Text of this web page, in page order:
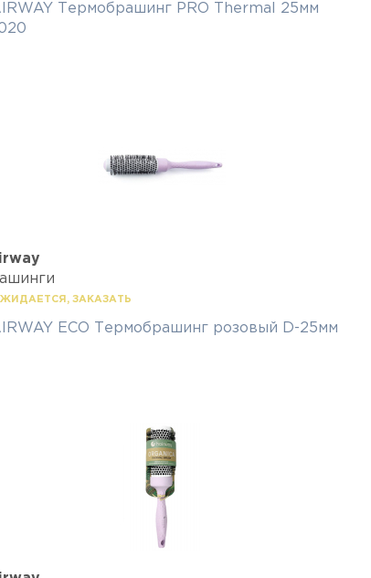
Термобрашинг PRO Thermal 25мм
ЗАКАЗАТЬ
ECO Термобрашинг розовый D-25мм